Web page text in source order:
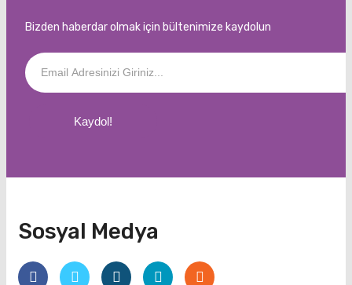
Bizden haberdar olmak için bültenimize kaydolun
Kaydol!
Sosyal Medya